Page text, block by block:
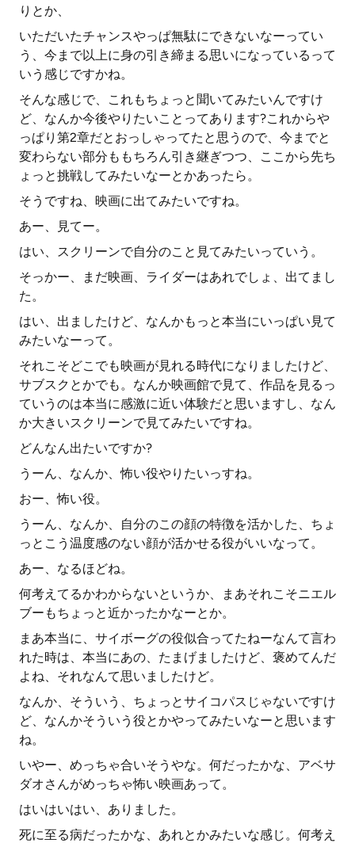
りとか、
いただいたチャンスやっぱ無駄にできないなーってい
う、今まで以上に身の引き締まる思いになっているって
いう感じですかね。
そんな感じで、これもちょっと聞いてみたいんですけ
ど、なんか今後やりたいことってあります?これからや
っぱり第2章だとおっしゃってたと思うので、今までと
変わらない部分ももちろん引き継ぎつつ、ここから先ち
ょっと挑戦してみたいなーとかあったら。
そうですね、映画に出てみたいですね。
あー、見てー。
はい、スクリーンで自分のこと見てみたいっていう。
そっかー、まだ映画、ライダーはあれでしょ、出てまし
た。
はい、出ましたけど、なんかもっと本当にいっぱい見て
みたいなーって。
それこそどこでも映画が見れる時代になりましたけど、
サブスクとかでも。なんか映画館で見て、作品を見るっ
ていうのは本当に感激に近い体験だと思いますし、なん
か大きいスクリーンで見てみたいですね。
どんなん出たいですか?
うーん、なんか、怖い役やりたいっすね。
おー、怖い役。
うーん、なんか、自分のこの顔の特徴を活かした、ちょ
っとこう温度感のない顔が活かせる役がいいなって。
あー、なるほどね。
何考えてるかわからないというか、まあそれこそニエル
ブーもちょっと近かったかなーとか。
まあ本当に、サイボーグの役似合ってたねーなんて言わ
れた時は、本当にあの、たまげましたけど、褒めてんだ
よね、それなんて思いましたけど。
なんか、そういう、ちょっとサイコパスじゃないですけ
ど、なんかそういう役とかやってみたいなーと思います
ね。
いやー、めっちゃ合いそうやな。何だったかな、アベサ
ダオさんがめっちゃ怖い映画あって。
はいはいはい、ありました。
死に至る病だったかな、あれとかみたいな感じ。何考え